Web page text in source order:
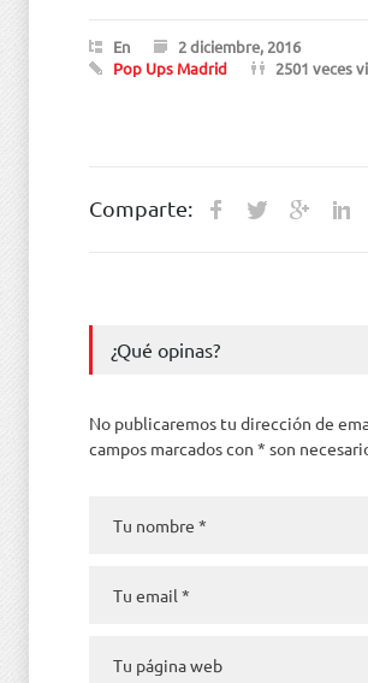
En
2 diciembre, 2016
Pop Ups Madrid
2501 veces
Comparte:
¿Qué opinas?
No publicaremos tu dirección de
campos marcados con * son